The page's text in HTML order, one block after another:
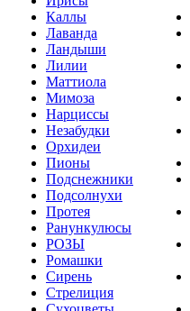
Каллы
Лаванда
Ландыши
Лилии
Маттиола
Мимоза
Нарциссы
Незабудки
Орхидеи
Пионы
Подснежники
Подсолнухи
Протея
Ранункулюсы
РОЗЫ
Ромашки
Сирень
Стрелиция